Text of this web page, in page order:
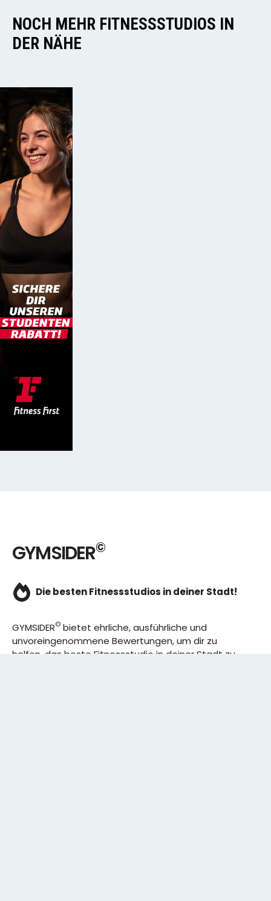
NOCH MEHR FITNESSSTUDIOS IN
DER NÄHE
GYMSIDER©
Die besten Fitnessstudios in deiner Stadt!
GYMSIDER© bietet ehrliche, ausführliche und
unvoreingenommene Bewertungen, um dir zu
helfen, das beste Fitnessstudio in deiner Stadt zu